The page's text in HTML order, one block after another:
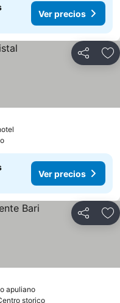
Ver precios
Compartir
Ver precios
Compartir
apuliano
storico